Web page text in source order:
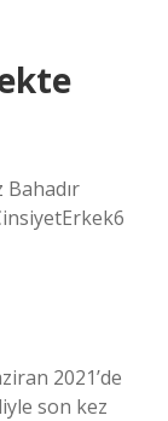
Bahadır
2021’de
son kez